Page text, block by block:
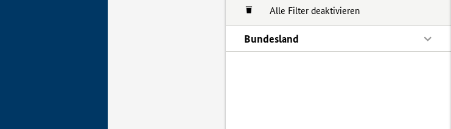
Alle Filter deaktivieren
Bundesland